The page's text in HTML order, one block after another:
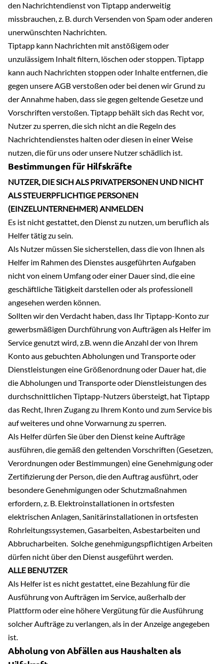
den Nachrichtendienst von Tiptapp anderweitig
missbrauchen, z. B. durch Versenden von Spam oder anderen
unerwünschten Nachrichten.
Tiptapp kann Nachrichten mit anstößigem oder
unzulässigem Inhalt filtern, löschen oder stoppen. Tiptapp
kann auch Nachrichten stoppen oder Inhalte entfernen, die
gegen unsere AGB verstoßen oder bei denen wir Grund zu
der Annahme haben, dass sie gegen geltende Gesetze und
Vorschriften verstoßen. Tiptapp behält sich das Recht vor,
Nutzer zu sperren, die sich nicht an die Regeln des
Nachrichtendienstes halten oder diesen in einer Weise
nutzen, die für uns oder unsere Nutzer schädlich ist.
Bestimmungen für Hilfskräfte
NUTZER, DIE SICH ALS PRIVATPERSONEN UND NICHT
ALS STEUERPFLICHTIGE PERSONEN
(EINZELUNTERNEHMER) ANMELDEN
Es ist nicht gestattet, den Dienst zu nutzen, um beruflich als
Helfer tätig zu sein.
Als Nutzer müssen Sie sicherstellen, dass die von Ihnen als
Helfer im Rahmen des Dienstes ausgeführten Aufgaben
nicht von einem Umfang oder einer Dauer sind, die eine
geschäftliche Tätigkeit darstellen oder als professionell
angesehen werden können.
Sollten wir den Verdacht haben, dass Ihr Tiptapp-Konto zur
gewerbsmäßigen Durchführung von Aufträgen als Helfer im
Service genutzt wird, z.B. wenn die Anzahl der von Ihrem
Konto aus gebuchten Abholungen und Transporte oder
Dienstleistungen eine Größenordnung oder Dauer hat, die
die Abholungen und Transporte oder Dienstleistungen des
durchschnittlichen Tiptapp-Nutzers übersteigt, hat Tiptapp
das Recht, Ihren Zugang zu Ihrem Konto und zum Service bis
auf weiteres und ohne Vorwarnung zu sperren.
Als Helfer dürfen Sie über den Dienst keine Aufträge
ausführen, die gemäß den geltenden Vorschriften (Gesetzen,
Verordnungen oder Bestimmungen) eine Genehmigung oder
Zertifizierung der Person, die den Auftrag ausführt, oder
besondere Genehmigungen oder Schutzmaßnahmen
erfordern, z. B. Elektroinstallationen in ortsfesten
elektrischen Anlagen, Sanitärinstallationen in ortsfesten
Rohrleitungssystemen, Gasarbeiten, Asbestarbeiten und
Abbrucharbeiten. Solche genehmigungspflichtigen Arbeiten
dürfen nicht über den Dienst ausgeführt werden.
ALLE BENUTZER
Als Helfer ist es nicht gestattet, eine Bezahlung für die
Ausführung von Aufträgen im Service, außerhalb der
Plattform oder eine höhere Vergütung für die Ausführung
solcher Aufträge zu verlangen, als in der Anzeige angegeben
ist.
Abholung von Abfällen aus Haushalten als